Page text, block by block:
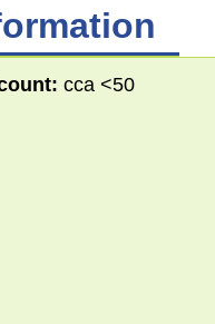
cca <50